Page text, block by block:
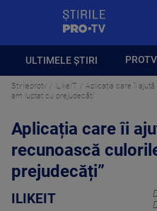
ULTIMELE ȘTIRI
Stirileprotv iLikeIT
Aplicația care îi
am luptat cu prejudecăți”
Aplicația care îi
recunoască
prejudecăți”
ILIKEIT